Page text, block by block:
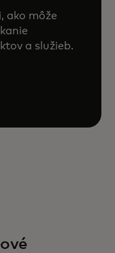
ako môže
a služieb.